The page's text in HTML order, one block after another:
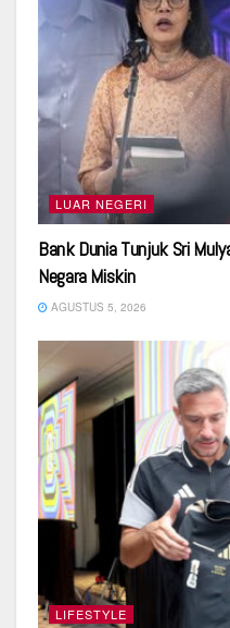
LUAR NEGERI
Bank Dunia Tunjuk Sri
Negara Miskin
AGUSTUS 5, 2026
LIFESTYLE